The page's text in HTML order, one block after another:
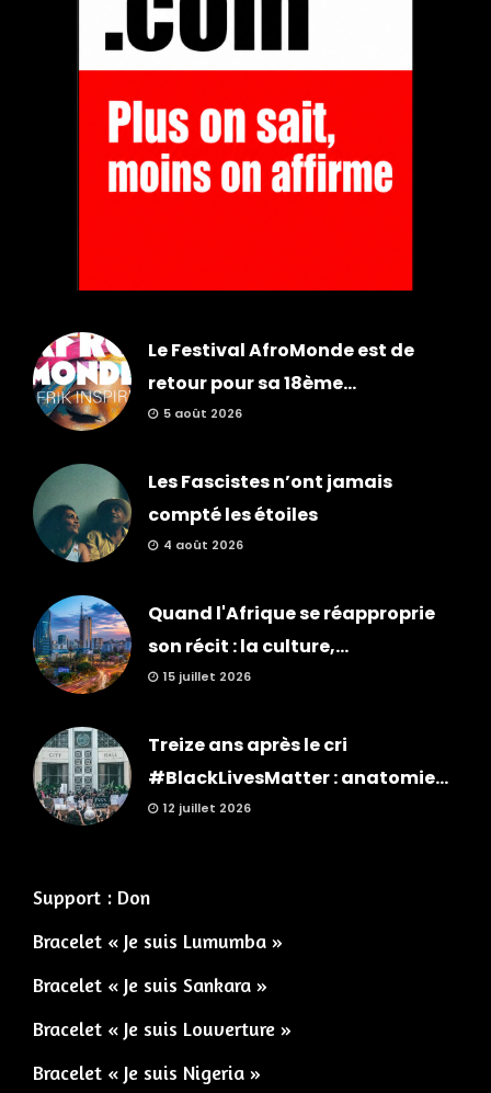
Le Festival AfroMonde est de
retour pour sa 18ème...
5 août 2026
Les Fascistes n’ont jamais
compté les étoiles
4 août 2026
Quand l'Afrique se réapproprie
son récit : la culture,...
15 juillet 2026
Treize ans après le cri
#BlackLivesMatter : anatomie...
12 juillet 2026
Support : Don
Bracelet « Je suis Lumumba »
Bracelet « Je suis Sankara »
Bracelet « Je suis Louverture »
Bracelet « Je suis Nigeria »